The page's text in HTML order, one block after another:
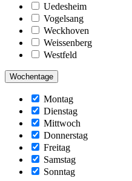
Uedesheim
Vogelsang
Weckhoven
Weissenberg
Westfeld
Wochentage
Montag
Dienstag
Mittwoch
Donnerstag
Freitag
Samstag
Sonntag